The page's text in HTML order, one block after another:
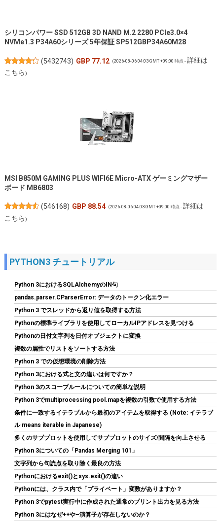
シリコンパワー SSD 512GB 3D NAND M.2 2280 PCIe3.0×4
NVMe1.3 P34A60シリーズ 5年保証 SP512GBP34A60M28
(5432743) GBP 77.12 (2026-08-06 04:03 GMT +09:00 時点 -詳細は
こちら)
MSI B850M GAMING PLUS WIFI6E Micro-ATX ゲーミングマザー
ボード MB6803
(546168) GBP 88.54 (2026-08-06 04:03 GMT +09:00 時点 -詳細は
こちら)
ARCTIC MX-4（スパチュラ付属・4g）– CPU/GPU 用 高性能サー
マルグリス、非常に高い熱伝導率、長期耐久、安全で簡単な塗布
(54570106) GBP 6.55 (2026-08-06 04:03 GMT +09:00 時点 -
こちら)
Biwin NV7400 1TB SSD NVMe2.0 M.2 Type 2280 PCIe Gen4×4 最
大読込：7450MB/s (R:7450MB/s、W:6500MB/s) 内蔵SSD 高耐
久 PS5/PS5 Pro動作確認済み メーカー5年保証
(546822) GBP 135.04 (2026-08-06 04:03 GMT +09:00 時点 - 詳細は
こちら
PYTHON3 チュートリアル
Python 3におけるSQLAlchemyのIN句
pandas.parser.CParserError: データのトークン化エラー
Python 3 でスレッドから返り値を取得する方法
Pythonの標準ライブラリを使用してローカルIPアドレスを見つける
Pythonの日付文字列を日付オブジェクトに変換
複数の属性でリストをソートする方法
Python 3 での仮想環境の削除方法
Python 3における式と文の違いは何ですか？
Python 3のスコープルールについての簡単な説明
Python 3でmultiprocessing pool.mapを複数の引数で使用する方法
条件に一致するイテラブルから最初のアイテムを取得する (Note: イテラブ
ル means iterable in Japanese)
多くのサブプロットを使用してサブプロットのサイズ/間隔を向上させる
Python 3についての「Pandas Merging 101」
文字列から句読点を取り除く最良の方法
Pythonにおけるexit()とsys.exit()の違い
Pythonには、クラス内で「プライベート」変数がありますか？
Python 3でpytest実行中に作成された通常のプリント出力を見る方法
Python 3にはなぜ++や–演算子が存在しないのか？